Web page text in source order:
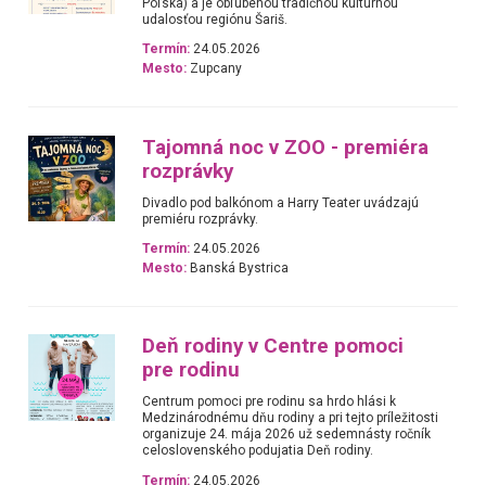
Poľska) a je obľúbenou tradičnou kultúrnou
udalosťou regiónu Šariš.
Termín: 24.05.2026
Mesto: Zupcany
Tajomná noc v ZOO - premiéra
rozprávky
Divadlo pod balkónom a Harry Teater uvádzajú
premiéru rozprávky.
Termín: 24.05.2026
Mesto: Banská Bystrica
Deň rodiny v Centre pomoci
pre rodinu
Centrum pomoci pre rodinu sa hrdo hlási k
Medzinárodnému dňu rodiny a pri tejto príležitosti
organizuje 24. mája 2026 už sedemnásty ročník
celoslovenského podujatia Deň rodiny.
Termín: 24.05.2026